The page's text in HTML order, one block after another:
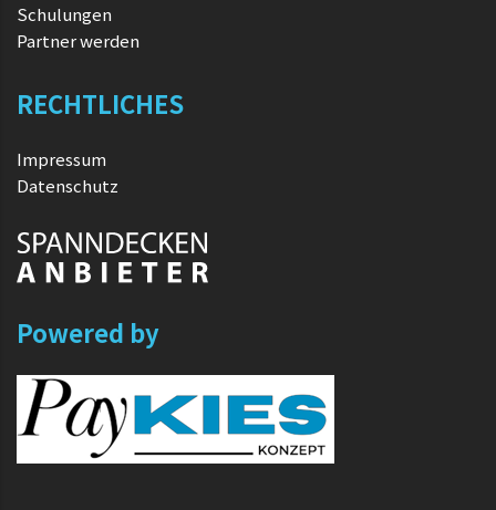
Schulungen
Partner werden
RECHTLICHES
Impressum
Datenschutz
Powered by